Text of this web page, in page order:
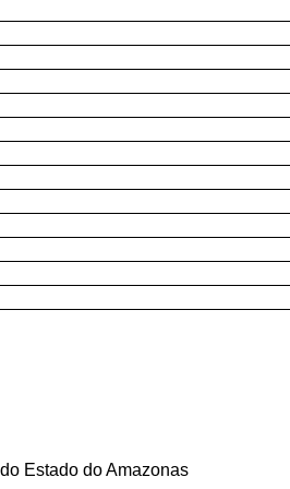
Estado do Amazonas